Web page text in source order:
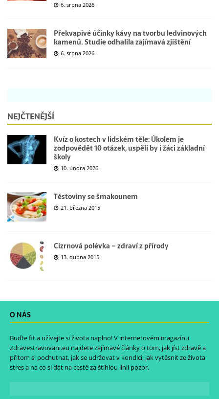
6. srpna 2026
Překvapivé účinky kávy na tvorbu ledvinových
kamenů. Studie odhalila zajímavá zjištění
6. srpna 2026
NEJČTENĚJŠÍ
Kvíz o kostech v lidském těle: Úkolem je
zodpovědět 10 otázek, uspěli by i žáci základní
školy
10. února 2026
Těstoviny se šmakounem
21. března 2015
Cizrnová polévka – zdraví z přírody
13. dubna 2015
O NÁS
Buďte fit a užívejte si života naplno! V internetovém magazínu
Zdravestravovani.eu najdete zajímavé články o tom, jak jíst zdravě a
přitom si pochutnat, jak se udržovat v kondici, jak vytěsnit ze života
stres a na co si dát na cestě za štíhlou linií pozor.